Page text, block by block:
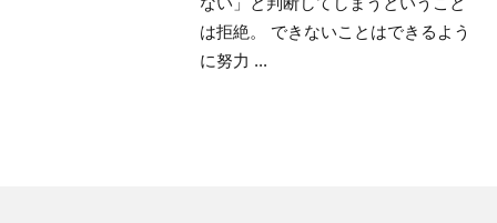
は拒絶。 できないことはできるよう
に努力 ...